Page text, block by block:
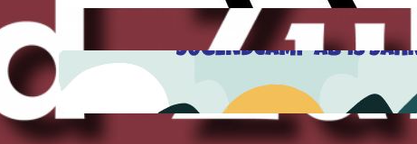
Anreise zur 2. Sommercamp-Woche
aus Baden-Württemberg
24 Juli, 2026